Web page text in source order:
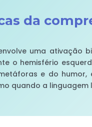
da
uma ativação
o hemisfério
e do humor,
quando a linguagem